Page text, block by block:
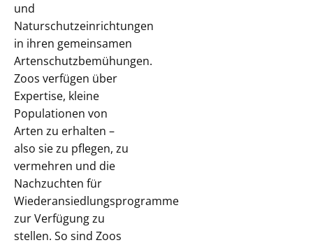
und
Naturschutzeinrichtungen
in ihren gemeinsamen
Artenschutzbemühungen.
Zoos verfügen über
Expertise, kleine
Populationen von
Arten zu erhalten –
also sie zu pflegen, zu
vermehren und die
Nachzuchten für
Wiederansiedlungsprogramme
zur Verfügung zu
stellen. So sind Zoos